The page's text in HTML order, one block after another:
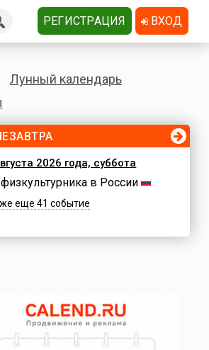
Лунный календарь
2026 года, суббота
в России
еще 41 событие
РЕГИСТРАЦИЯ ВХОД